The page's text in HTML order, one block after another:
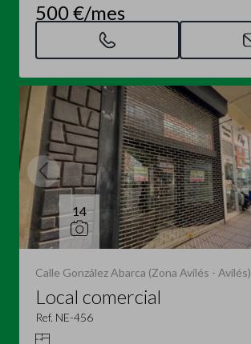
500 €/mes
14
Calle González Abarca (Zona Avilés - Avilés)
Local comercial
Ref. NE-456